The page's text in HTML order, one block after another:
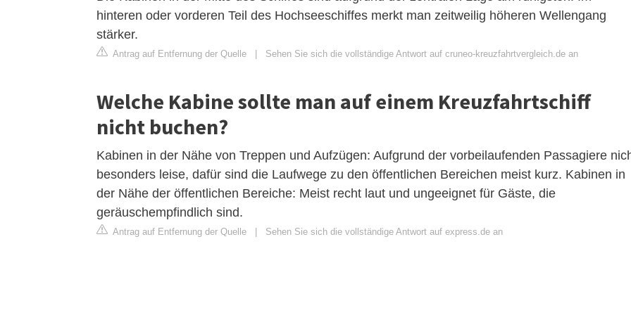
hinteren oder vorderen Teil des Hochseeschiffes merkt man zeitweilig höheren Wellengang
stärker.
Antrag auf Entfernung der Quelle | Sehen Sie sich die vollständige Antwort auf cruneo-kreuzfahrtvergleich.de an
Welche Kabine sollte man auf einem Kreuzfahrtschiff
nicht buchen?
Kabinen in der Nähe von Treppen und Aufzügen: Aufgrund der vorbeilaufenden Passagiere
besonders leise, dafür sind die Laufwege zu den öffentlichen Bereichen meist kurz. Kabinen in
der Nähe der öffentlichen Bereiche: Meist recht laut und ungeeignet für Gäste, die
geräuschempfindlich sind.
Antrag auf Entfernung der Quelle | Sehen Sie sich die vollständige Antwort auf express.de an